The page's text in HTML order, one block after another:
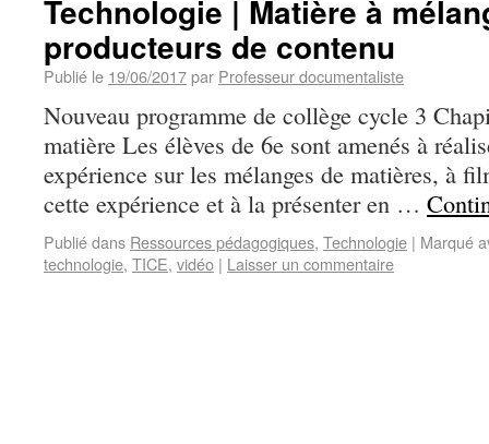
Technologie | Matière à
producteurs de contenu
Publié le 19/06/2017par Professeur documentaliste
Nouveau programme de collège cycle 3
matière Les élèves de 6e sont amenés à
expérience sur les mélanges de matières, à
cette expérience et à la présenter en …
Publié dans Ressources pédagogiques, Technologie | Marqué
technologie, TICE, vidéo | Laisser un commentaire